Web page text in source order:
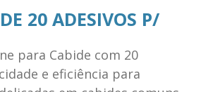
20 ADESIVOS P/
para Cabide com 20
e eficiência para